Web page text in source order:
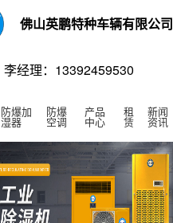
佛山英鹏特种车辆有限公司
李经理：13392459530
防爆加
湿器
防爆
空调
产品
中心
租
赁
新闻
资讯